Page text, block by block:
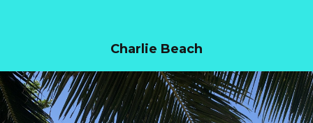
Charlie Beach